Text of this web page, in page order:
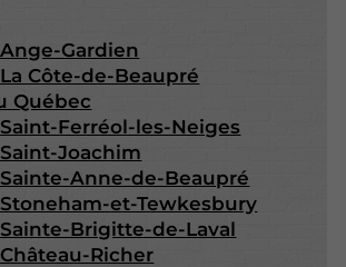
Gardien
Côte-de-Beaupré
Québec
Ferréol-les-Neiges
Joachim
Anne-de-Beaupré
et-Tewkesbury
Brigitte-de-Laval
Richer